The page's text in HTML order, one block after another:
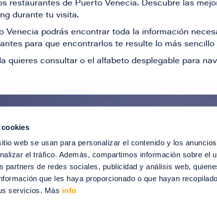
cookies
web se usan para personalizar el contenido y los
el tráfico. Además, compartimos información sobre el
partners de redes sociales, publicidad y análisis web,
que les haya proporcionado o que hayan
servicios. Más info
restaurantes de Puerto Venecia. Descubre las
durante tu visita.
Venecia podrás encontrar toda la información
para que encontrarlos te resulte lo más sencillo
quieres consultar o el alfabeto desplegable para
de todas nuestras
recibir ofertas especiales,
SUSCRÍBETE